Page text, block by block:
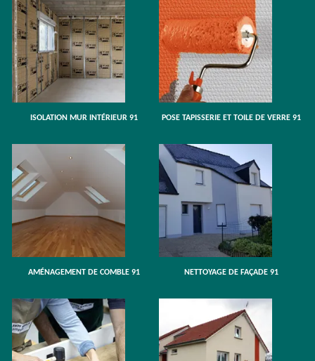
ISOLATION MUR INTÉRIEUR 91 POSE TAPISSERIE ET TOILE DE VERRE 91
AMÉNAGEMENT DE COMBLE 91 NETTOYAGE DE FAÇADE 91